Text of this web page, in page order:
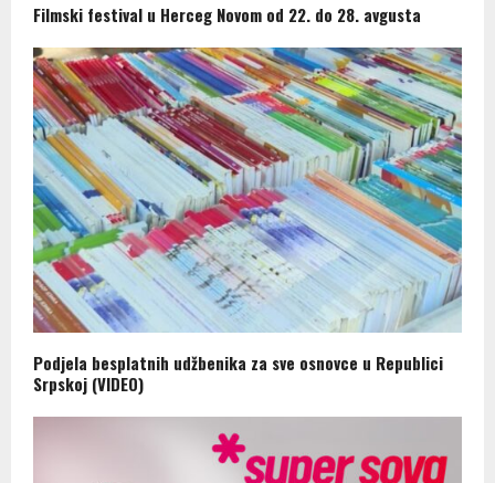
Filmski festival u Herceg Novom od 22. do 28. avgusta
Podjela besplatnih udžbenika za sve osnovce u Republici
Srpskoj (VIDEO)